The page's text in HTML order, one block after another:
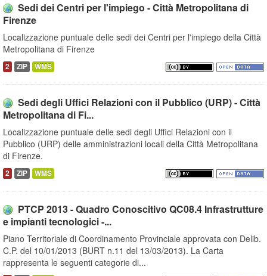
Sedi dei Centri per l'impiego - Città Metropolitana di
Firenze
Localizzazione puntuale delle sedi dei Centri per l'impiego della Città
Metropolitana di Firenze
2 ZIP WMS
Sedi degli Uffici Relazioni con il Pubblico (URP) - Città
Metropolitana di Fi...
Localizzazione puntuale delle sedi degli Uffici Relazioni con il
Pubblico (URP) delle amministrazioni locali della Città Metropolitana
di Firenze.
2 ZIP WMS
PTCP 2013 - Quadro Conoscitivo QC08.4 Infrastrutture
e impianti tecnologici -...
Piano Territoriale di Coordinamento Provinciale approvata con Delib.
C.P. del 10/01/2013 (BURT n.11 del 13/03/2013). La Carta
rappresenta le seguenti categorie di...